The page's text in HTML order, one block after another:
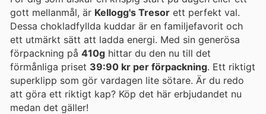
gott mellanmål, är Kellogg's Tresor ett perfekt val.
Dessa chokladfyllda kuddar är en familjefavorit och
ett utmärkt sätt att ladda energi. Med sin generösa
förpackning på 410g hittar du den nu till det
förmånliga priset 39:90 kr per förpackning. Ett riktigt
superklipp som gör vardagen lite sötare. Är du redo
att göra ett riktigt kap? Köp det här erbjudandet nu
medan det gäller!